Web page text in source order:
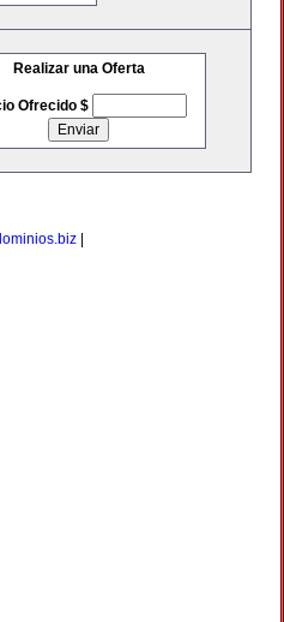
Realizar una Oferta
Ofrecido $